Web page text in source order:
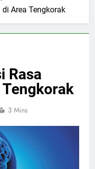
Area Tengkorak
Rasa
3 Mins